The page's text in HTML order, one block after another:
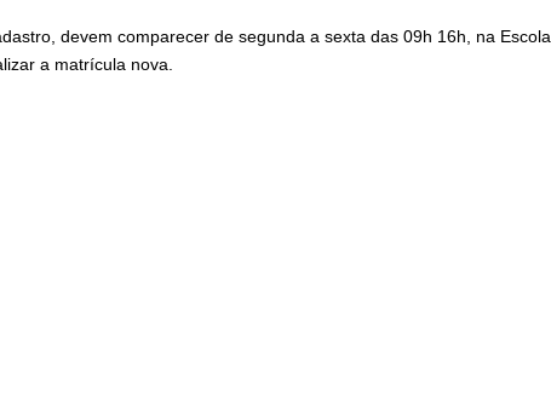
devem comparecer de segunda a sexta das 09h 16h, na Escola
a matrícula nova.